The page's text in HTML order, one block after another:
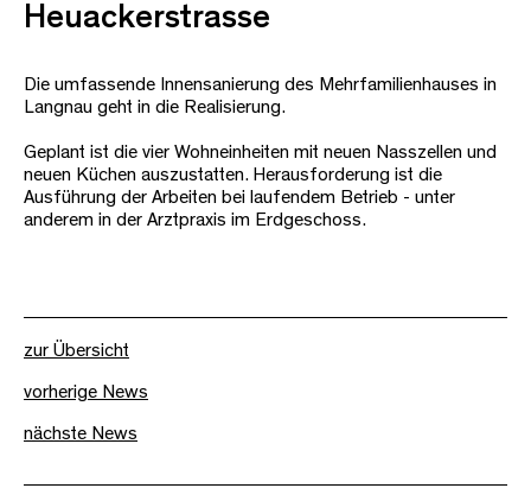
Heuackerstrasse
Die umfassende Innensanierung des Mehrfamilienhauses in
Langnau geht in die Realisierung.
Geplant ist die vier Wohneinheiten mit neuen Nasszellen und
neuen Küchen auszustatten. Herausforderung ist die
Ausführung der Arbeiten bei laufendem Betrieb - unter
anderem in der Arztpraxis im Erdgeschoss.
zur Übersicht
vorherige News
nächste News